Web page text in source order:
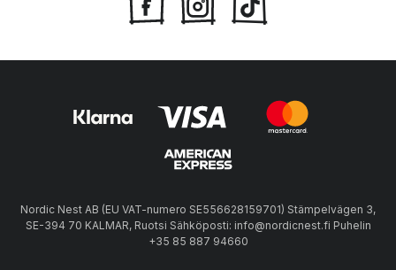
Nordic Nest AB (EU VAT-numero SE556628159701) Stämpelvägen 3,
SE-394 70 KALMAR, Ruotsi Sähköposti: info@nordicnest.fi Puhelin
+35 85 887 94660